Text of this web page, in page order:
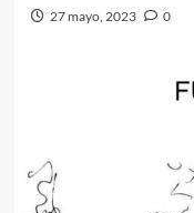
27 mayo, 2023 0